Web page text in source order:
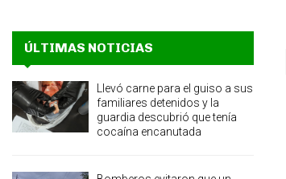
ÚLTIMAS NOTICIAS
Llevó carne para el guiso a sus
familiares detenidos y la
guardia descubrió que tenía
cocaína encanutada